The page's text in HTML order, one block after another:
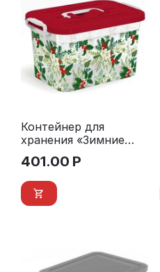
Контейнер для
хранения «Зимние
цветы» 6,5 л.
401.00 Р